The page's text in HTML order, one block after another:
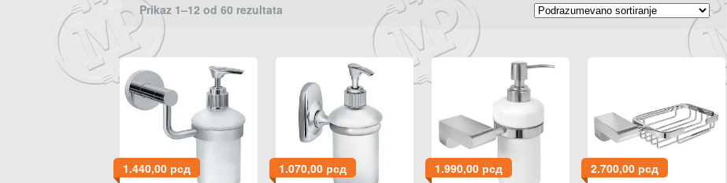
Prikaz 1–12 od 60 rezultata
1.440,00 рсд 1.070,00 рсд 1.990,00 рсд 2.700,00 рсд